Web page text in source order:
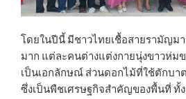
โดยในปีนี้ มีชาวไทยเชื้อสายรามัญม
มาก แต่ละคนต่างแต่งกายนุ่งขาวห่ม
เป็นเอกลักษณ์ ส่วนดอกไม้ที่ใช้ตักบา
ซึ่งเป็นพืชเศรษฐกิจสำคัญของพื้นที่ ทั้